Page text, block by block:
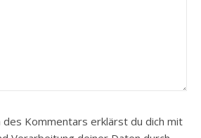
des Kommentars erklärst du dich mit